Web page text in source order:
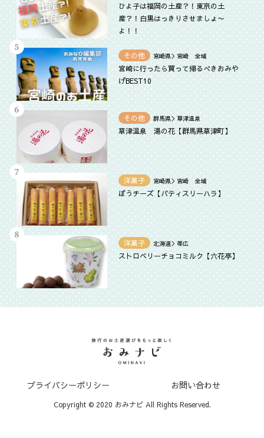
ひよ子は福岡の土産？！東京の土
産？！白黒はっきりさせましょ〜
よ！！
その他 宮崎県＞宮崎 全域
宮崎に行ったら買って帰るべきおみや
げBEST10
その他 群馬県＞草津温泉
草津温泉 湯の花【群馬県草津町】
洋菓子 宮崎県＞宮崎 全域
ぼうチーズ【パティスリーハラ】
洋菓子 北海道＞帯広
ストロベリーチョコミルク【六花亭】
プライバシーポリシー お問い合わせ
Copyright © 2020 おみナビ All Rights Reserved.